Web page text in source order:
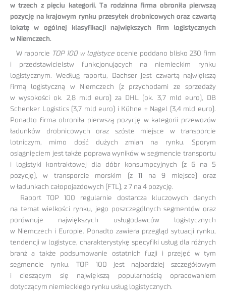
w trzech z pięciu kategorii. Ta rodzinna firma obroniła pierwszą
pozycję na krajowym rynku przesyłek drobnicowych oraz czwartą
lokatę w ogólnej klasyfikacji największych firm logistycznych
w Niemczech.
W raporcie TOP 100 w logistyce ocenie poddano blisko 230 firm
i przedstawicielstw funkcjonujących na niemieckim rynku
logistycznym. Według raportu, Dachser jest czwartą największą
firmą logistyczną w Niemczech (z przychodami ze sprzedaży
w wysokości ok. 2,8 mld euro) za DHL (ok. 3,7 mld euro), DB
Schenker Logistics (3,7 mld euro) i Kühne + Nagel (3,4 mld euro).
Ponadto firma obroniła pierwszą pozycję w kategorii przewozów
ładunków drobnicowych oraz szóste miejsce w transporcie
lotniczym, mimo dość dużych zmian na rynku. Sporym
osiągnięciem jest także poprawa wyników w segmencie transportu
i logistyki kontraktowej dla dóbr konsumpcyjnych (z 6 na 5
pozycję), w transporcie morskim (z 11 na 9 miejsce) oraz
w ładunkach całopojazdowych (FTL), z 7 na 4 pozycję.
Raport TOP 100 regularnie dostarcza kluczowych danych
na temat wielkości rynku, jego poszczególnych segmentów oraz
porównuje największych usługodawców logistycznych
w Niemczech i Europie. Ponadto zawiera przegląd sytuacji rynku,
tendencji w logistyce, charakterystykę specyfiki usług dla różnych
branż a także podsumowanie ostatnich fuzji i przejęć w tym
segmencie rynku. TOP 100 jest najbardziej szczegółowym
i cieszącym się największą popularnością opracowaniem
dotyczącym niemieckiego rynku usług logistycznych.